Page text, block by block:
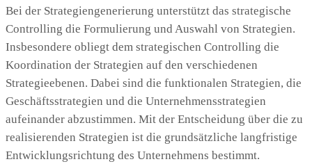
Bei der Strategiengenerierung unterstützt das strategische
Controlling die Formulierung und Auswahl von Strategien.
Insbesondere obliegt dem strategischen Controlling die
Koordination der Strategien auf den verschiedenen
Strategieebenen. Dabei sind die funktionalen Strategien, die
Geschäftsstrategien und die Unternehmensstrategien
aufeinander abzustimmen. Mit der Entscheidung über die zu
realisierenden Strategien ist die grundsätzliche langfristige
Entwicklungsrichtung des Unternehmens bestimmt.